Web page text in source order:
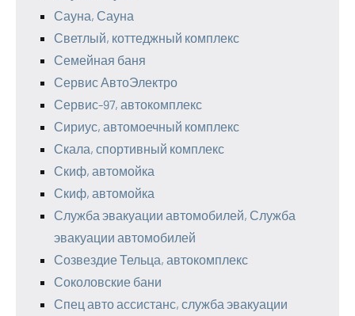
Сауна, Сауна
Светлый, коттеджный комплекс
Семейная баня
Сервис АвтоЭлектро
Сервис-97, автокомплекс
Сириус, автомоечный комплекс
Скала, спортивный комплекс
Скиф, автомойка
Скиф, автомойка
Служба эвакуации автомобилей, Служба
эвакуации автомобилей
Созвездие Тельца, автокомплекс
Соколовские бани
Спец авто ассистанс, служба эвакуации